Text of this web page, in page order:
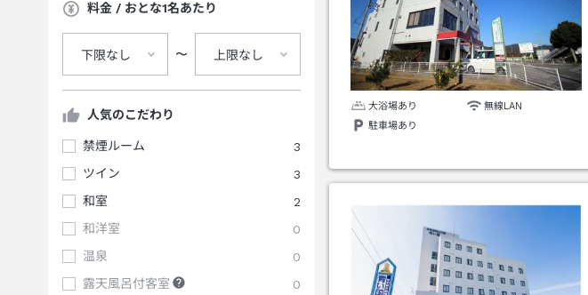
料金 / おとな1名あたり
下限なし 〜 上限なし
人気のこだわり
禁煙ルーム
3
ツイン
3
和室
2
和洋室
0
温泉
0
露天風呂付客室
0
大浴場あり
無線LAN
駐車場あり